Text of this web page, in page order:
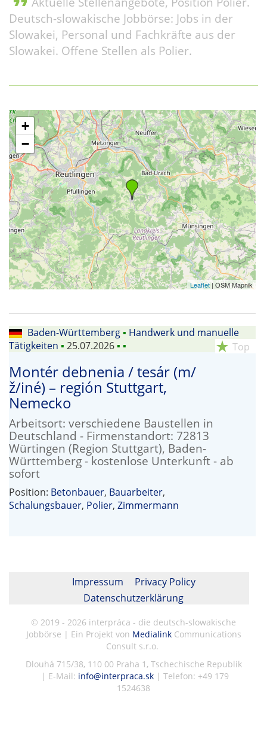
Deutsch-slowakische Jobbörse: Jobs in der
Slowakei, Personal und Fachkräfte aus der
Slowakei. Offene Stellen als Polier.
+
−
Leaflet| OSM Mapnik
Baden-Württemberg▪ Handwerk und manuelle
Tätigkeiten ▪ 25.07.2026▪ ▪ star_rate Top
Montér debnenia / tesár (m/
ž/iné) – región Stuttgart,
Nemecko
Arbeitsort: verschiedene Baustellen in
Deutschland - Firmenstandort: 72813
Würtingen (Region Stuttgart), Baden-
Württemberg - kostenlose Unterkunft - ab
sofort
Position: Betonbauer, Bauarbeiter,
Schalungsbauer, Polier, Zimmermann
Impressum
Privacy Policy
Datenschutzerklärung
© 2019 - 2026 interpráca - die deutsch-slowakische
Jobbörse | Ein Projekt von MedialinkCommunications
Consult s.r.o.
Dlouhá 715/38, 110 00 Praha 1, Tschechische Republik
| E-Mail: info@interpraca.sk| Telefon: +49 179
1524638